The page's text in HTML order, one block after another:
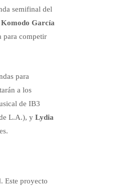
semifinal del
Komodo García
para competir
para
a los
de IB3
L.A.), y Lydia
Este proyecto